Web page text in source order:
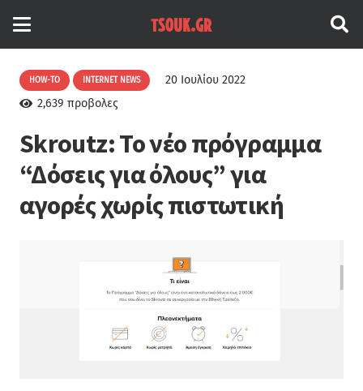
HOW-TO INTERNET NEWS
20 Ιουλίου 2022
2,639 προβολες
Skroutz: Το νέο πρόγραμμα
“Δόσεις για όλους” για
αγορές χωρίς πιστωτική